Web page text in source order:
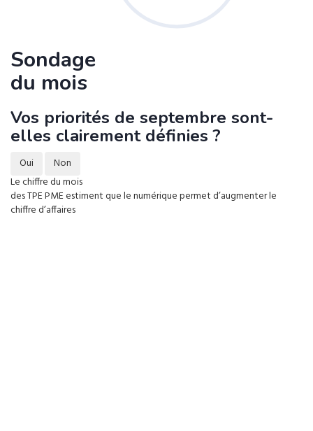
Sondage
du mois
Vos priorités de septembre sont-
elles clairement définies ?
Oui
Non
Le chiffre du mois
des TPE PME estiment que le numérique permet d’augmenter le
chiffre d’affaires